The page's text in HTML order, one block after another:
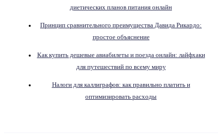
диетических планов питания онлайн
Принцип сравнительного преимущества Давида Рикардо:
простое объяснение
Как купить дешевые авиабилеты и поезда онлайн: лайфхаки
для путешествий по всему миру
Налоги для каллиграфов: как правильно платить и
оптимизировать расходы